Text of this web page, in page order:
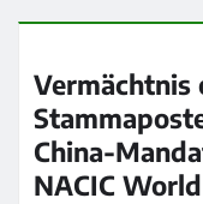
Vermächtnis
China-
NACIC World